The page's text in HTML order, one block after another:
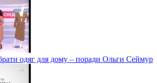
одяг для дому – поради Ольги Сеймур